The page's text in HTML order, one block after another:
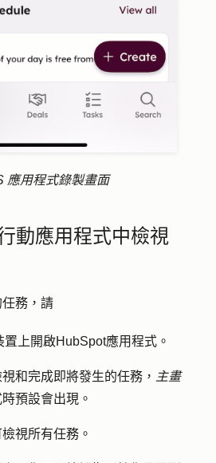
應用程式錄製畫面
動應用程式中檢視
務，請
置上開啟HubSpot應用程式。
和完成即將發生的任務， 主畫
預設會出現。
視所有任務。